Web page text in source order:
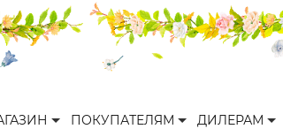
ПОКУПАТЕЛЯМ ДИЛЕРАМ